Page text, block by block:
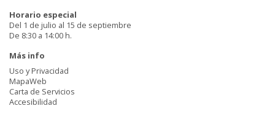
Horario especial
Del 1 de julio al 15 de septiembre
De 8:30 a 14:00 h.
Más info
Uso y Privacidad
MapaWeb
Carta de Servicios
Accesibilidad